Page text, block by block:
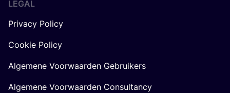
LEGAL
Privacy Policy
Cookie Policy
Algemene Voorwaarden Gebruikers
Algemene Voorwaarden Consultancy